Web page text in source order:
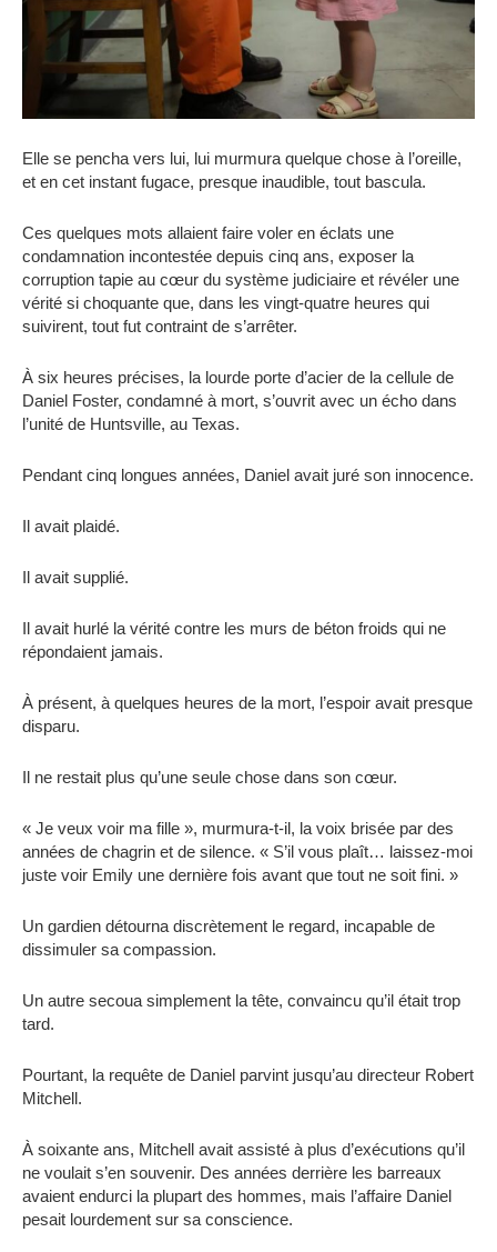
Elle se pencha vers lui, lui murmura quelque chose à l’oreille,
et en cet instant fugace, presque inaudible, tout bascula.
Ces quelques mots allaient faire voler en éclats une
condamnation incontestée depuis cinq ans, exposer la
corruption tapie au cœur du système judiciaire et révéler une
vérité si choquante que, dans les vingt-quatre heures qui
suivirent, tout fut contraint de s’arrêter.
À six heures précises, la lourde porte d’acier de la cellule de
Daniel Foster, condamné à mort, s’ouvrit avec un écho dans
l’unité de Huntsville, au Texas.
Pendant cinq longues années, Daniel avait juré son innocence.
Il avait plaidé.
Il avait supplié.
Il avait hurlé la vérité contre les murs de béton froids qui ne
répondaient jamais.
À présent, à quelques heures de la mort, l’espoir avait presque
disparu.
Il ne restait plus qu’une seule chose dans son cœur.
« Je veux voir ma fille », murmura-t-il, la voix brisée par des
années de chagrin et de silence. « S’il vous plaît… laissez-moi
juste voir Emily une dernière fois avant que tout ne soit fini. »
Un gardien détourna discrètement le regard, incapable de
dissimuler sa compassion.
Un autre secoua simplement la tête, convaincu qu’il était trop
tard.
Pourtant, la requête de Daniel parvint jusqu’au directeur Robert
Mitchell.
À soixante ans, Mitchell avait assisté à plus d’exécutions qu’il
ne voulait s’en souvenir. Des années derrière les barreaux
avaient endurci la plupart des hommes, mais l’affaire Daniel
pesait lourdement sur sa conscience.